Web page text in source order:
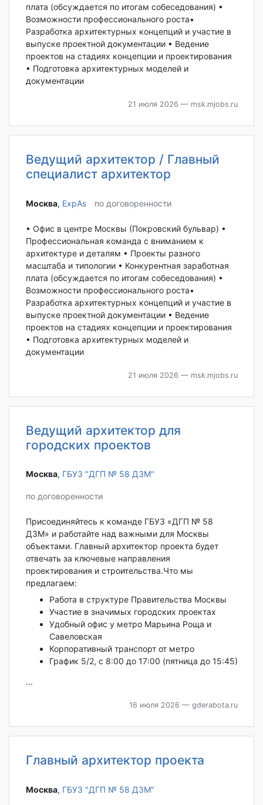
плата (обсуждается по итогам собеседования) •
Возможности профессионального роста•
Разработка архитектурных концепций и участие в
выпуске проектной документации • Ведение
проектов на стадиях концепции и проектирования
• Подготовка архитектурных моделей и
документации
21 июля 2026 — msk.mjobs.ru
Ведущий архитектор / Главный
специалист архитектор
Москва‎, ExpAs по договоренности
• Офис в центре Москвы (Покровский бульвар) •
Профессиональная команда с вниманием к
архитектуре и деталям • Проекты разного
масштаба и типологии • Конкурентная заработная
плата (обсуждается по итогам собеседования) •
Возможности профессионального роста•
Разработка архитектурных концепций и участие в
выпуске проектной документации • Ведение
проектов на стадиях концепции и проектирования
• Подготовка архитектурных моделей и
документации
21 июля 2026 — msk.mjobs.ru
Ведущий архитектор для
городских проектов
Москва‎, ГБУЗ "ДГП № 58 ДЗМ"
по договоренности
Присоединяйтесь к команде ГБУЗ «ДГП № 58
ДЗМ» и работайте над важными для Москвы
объектами. Главный архитектор проекта будет
отвечать за ключевые направления
проектирования и строительства.Что мы
предлагаем:
Работа в структуре Правительства Москвы
Участие в значимых городских проектах
Удобный офис у метро Марьина Роща и
Савеловская
Корпоративный транспорт от метро
График 5/2, с 8:00 до 17:00 (пятница до 15:45)
...
16 июля 2026 — gderabota.ru
Главный архитектор проекта
Москва‎, ГБУЗ "ДГП № 58 ДЗМ"